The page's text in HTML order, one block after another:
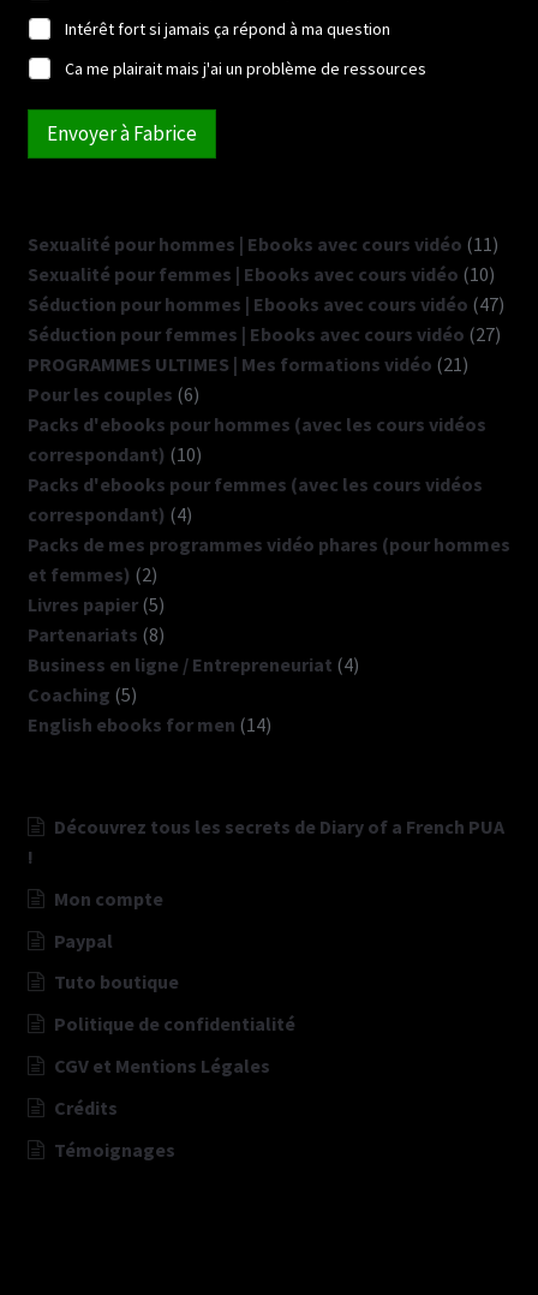
Intérêt fort si jamais ça répond à ma question
Ca me plairait mais j'ai un problème de ressources
Envoyer à Fabrice
Sexualité pour hommes | Ebooks avec cours vidéo 1111
Sexualité pour femmes | Ebooks avec cours vidéo 1010
Séduction pour hommes | Ebooks avec cours vidéo 4747
Séduction pour femmes | Ebooks avec cours vidéo 2727
PROGRAMMES ULTIMES | Mes formations vidéo 2121
Pour les couples 66
produits
Packs d'ebooks pour hommes (avec les cours vidéos
correspondant) 1010
produits
Packs d'ebooks pour femmes (avec les cours vidéos
correspondant) 44
produits
Packs de mes programmes vidéo phares (pour hommes
et femmes) 22
produits
Livres papier 55
produits
Partenariats 88
produits
Business en ligne / Entrepreneuriat 44
Coaching 55
produits
English ebooks for men 1414
Découvrez tous les secrets de Diary of a French PUA
!
Mon compte
Paypal
Tuto boutique
Politique de confidentialité
CGV et Mentions Légales
Crédits
Témoignages